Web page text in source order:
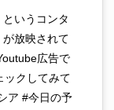
いうコンタ
放映されて
広告で
ックしてみて
ア #今日の予